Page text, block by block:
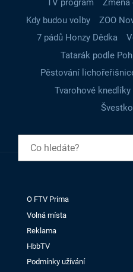
TV program
Změna
Kdy budou volby
ZOO
7 pádů Honzy Dědka
Tatarák podle
Pěstování
Tvarohové knedlíky
O FTV Prima
Volná místa
Reklama
HbbTV
Podmínky užívání